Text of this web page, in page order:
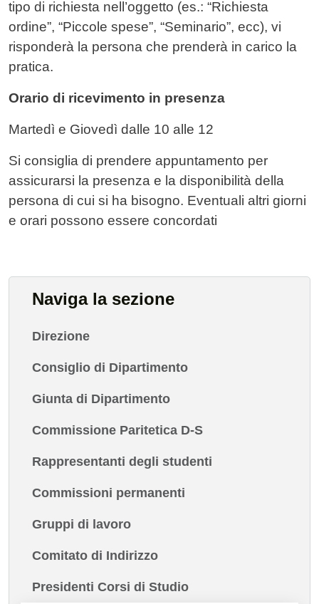
tipo di richiesta nell’oggetto (es.: “Richiesta
ordine”, “Piccole spese”, “Seminario”, ecc), vi
risponderà la persona che prenderà in carico la
pratica.
Orario di ricevimento in presenza
Martedì e Giovedì dalle 10 alle 12
Si consiglia di prendere appuntamento per
assicurarsi la presenza e la disponibilità della
persona di cui si ha bisogno. Eventuali altri giorni
e orari possono essere concordati
Naviga la sezione
Direzione
Consiglio di Dipartimento
Giunta di Dipartimento
Commissione Paritetica D-S
Rappresentanti degli studenti
Commissioni permanenti
Gruppi di lavoro
Comitato di Indirizzo
Presidenti Corsi di Studio